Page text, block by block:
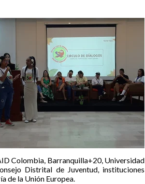
Colombia, Barranquilla+20, Universidad
Distrital de Juventud, instituciones
de la Unión Europea.